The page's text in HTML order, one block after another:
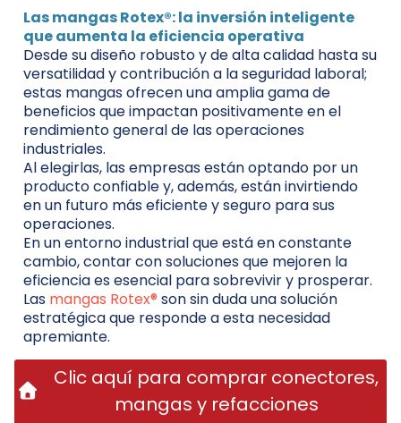
Las mangas Rotex®: la inversión inteligente
que aumenta la eficiencia operativa
Desde su diseño robusto y de alta calidad hasta su
versatilidad y contribución a la seguridad laboral;
estas mangas ofrecen una amplia gama de
beneficios que impactan positivamente en el
rendimiento general de las operaciones
industriales.
Al elegirlas, las empresas están optando por un
producto confiable y, además, están invirtiendo
en un futuro más eficiente y seguro para sus
operaciones.
En un entorno industrial que está en constante
cambio, contar con soluciones que mejoren la
eficiencia es esencial para sobrevivir y prosperar.
Las mangas Rotex® son sin duda una solución
estratégica que responde a esta necesidad
apremiante.
Clic aquí para comprar conectores,
mangas y refacciones